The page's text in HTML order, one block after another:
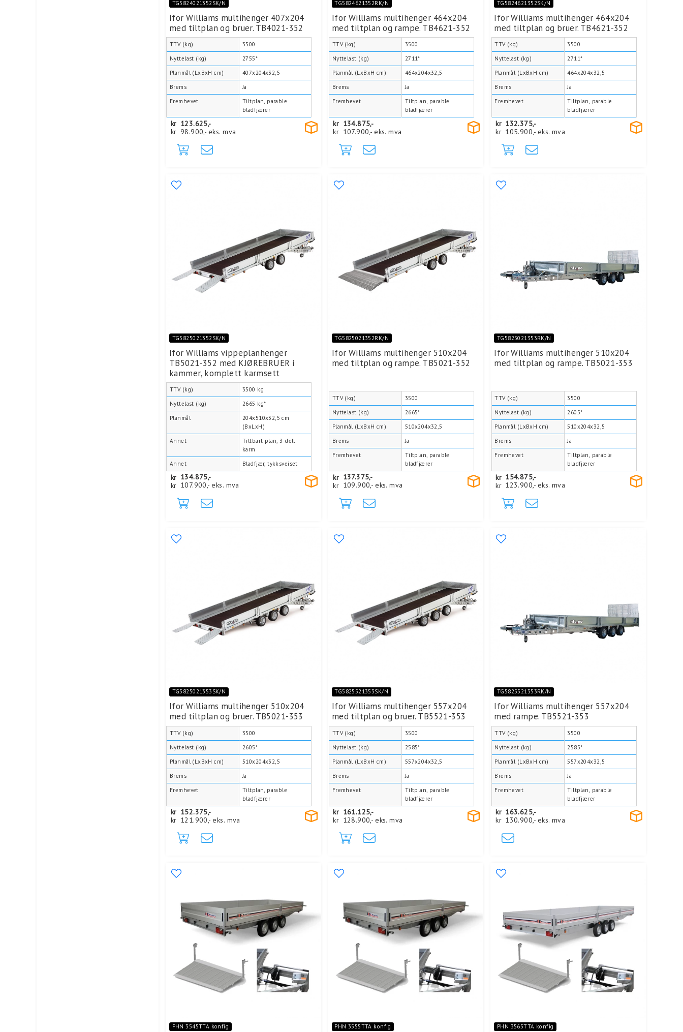
TG5824021352SK/N
Ifor Williams multihenger 407x204
med tiltplan og bruer. TB4021-352
TTV (kg)
3500
Nyttelast (kg)
2755*
Planmål (LxBxH cm)
407x204x32,5
Brems
Ja
Fremhevet
Tiltplan, parable
bladfjærer
kr 123.625,-
kr 98.900,- eks. mva
TG5824621352RK/N
Ifor Williams multihenger 464x204
med tiltplan og rampe. TB4621-352
TTV (kg)
3500
Nyttelast (kg)
2711*
Planmål (LxBxH cm)
464x204x32,5
Brems
Ja
Fremhevet
Tiltplan, parable
bladfjærer
kr 134.875,-
kr 107.900,- eks. mva
TG5824621352SK/N
Ifor Williams multihenger 464x204
med tiltplan og bruer. TB4621-352
TTV (kg)
3500
Nyttelast (kg)
2711*
Planmål (LxBxH cm)
464x204x32,5
Brems
Ja
Fremhevet
Tiltplan, parable
bladfjærer
kr 132.375,-
kr 105.900,- eks. mva
TG5825021352SK/N
Ifor Williams vippeplanhenger
TB5021-352 med KJØREBRUER i
kammer, komplett karmsett
TTV (kg)
3500 kg
Nyttelast (kg)
2665 kg*
Planmål
204x510x32,5 cm
(BxLxH)
Annet
Tiltbart plan, 3-delt
karm
Annet
Bladfjær, tykksveiset
kr 134.875,-
kr 107.900,- eks. mva
TG5825021352RK/N
Ifor Williams multihenger 510x204
med tiltplan og rampe. TB5021-352
TTV (kg)
3500
Nyttelast (kg)
2665*
Planmål (LxBxH cm)
510x204x32,5
Brems
Ja
Fremhevet
Tiltplan, parable
bladfjærer
kr 137.375,-
kr 109.900,- eks. mva
TG5825021353RK/N
Ifor Williams multihenger 510x204
med tiltplan og rampe. TB5021-353
TTV (kg)
3500
Nyttelast (kg)
2605*
Planmål (LxBxH cm)
510x204x32,5
Brems
Ja
Fremhevet
Tiltplan, parable
bladfjærer
kr 154.875,-
kr 123.900,- eks. mva
TG5825021353SK/N
Ifor Williams multihenger 510x204
med tiltplan og bruer. TB5021-353
TTV (kg)
3500
Nyttelast (kg)
2605*
Planmål (LxBxH cm)
510x204x32,5
Brems
Ja
Fremhevet
Tiltplan, parable
bladfjærer
kr 152.375,-
kr 121.900,- eks. mva
TG5825521353SK/N
Ifor Williams multihenger 557x204
med tiltplan og bruer. TB5521-353
TTV (kg)
3500
Nyttelast (kg)
2585*
Planmål (LxBxH cm)
557x204x32,5
Brems
Ja
Fremhevet
Tiltplan, parable
bladfjærer
kr 161.125,-
kr 128.900,- eks. mva
TG5825521353RK/N
Ifor Williams multihenger 557x204
med rampe. TB5521-353
TTV (kg)
3500
Nyttelast (kg)
2585*
Planmål (LxBxH cm)
557x204x32,5
Brems
Ja
Fremhevet
Tiltplan, parable
bladfjærer
kr 163.625,-
kr 130.900,- eks. mva
PHN 3545TTA konfig PHN 3555TTA konfig PHN 3565TTA konfig